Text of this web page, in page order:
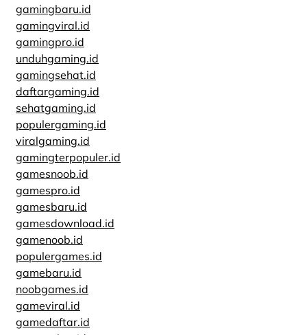
gamingbaru.id
gamingviral.id
gamingpro.id
unduhgaming.id
gamingsehat.id
daftargaming.id
sehatgaming.id
populergaming.id
viralgaming.id
gamingterpopuler.id
gamesnoob.id
gamespro.id
gamesbaru.id
gamesdownload.id
gamenoob.id
populergames.id
gamebaru.id
noobgames.id
gameviral.id
gamedaftar.id